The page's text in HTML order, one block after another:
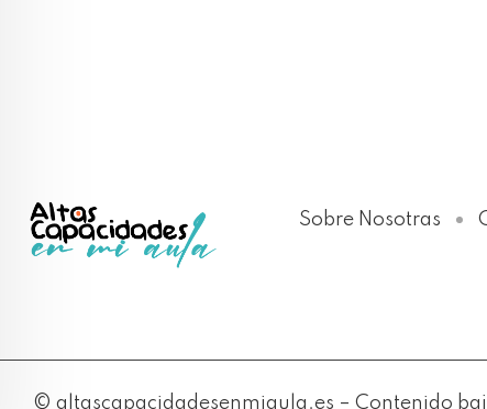
Sobre Nosotras
© altascapacidadesenmiaula.es – Contenido